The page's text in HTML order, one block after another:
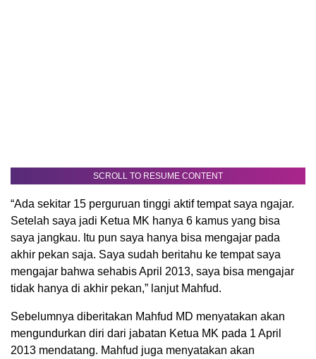
SCROLL TO RESUME CONTENT
“Ada sekitar 15 perguruan tinggi aktif tempat saya ngajar.
Setelah saya jadi Ketua MK hanya 6 kamus yang bisa
saya jangkau. Itu pun saya hanya bisa mengajar pada
akhir pekan saja. Saya sudah beritahu ke tempat saya
mengajar bahwa sehabis April 2013, saya bisa mengajar
tidak hanya di akhir pekan,” lanjut Mahfud.
Sebelumnya diberitakan Mahfud MD menyatakan akan
mengundurkan diri dari jabatan Ketua MK pada 1 April
2013 mendatang. Mahfud juga menyatakan akan